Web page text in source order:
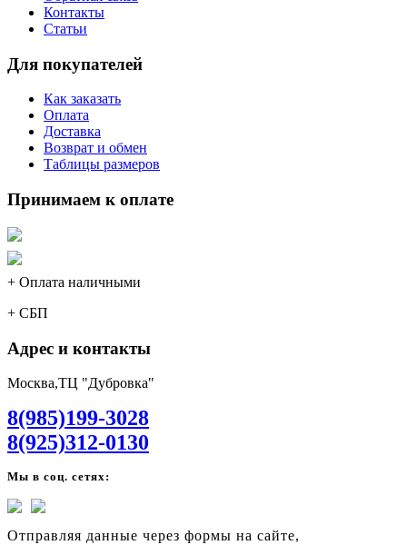
Контакты
Статьи
Для покупателей
Как заказать
Оплата
Доставка
Возврат и обмен
Таблицы размеров
Принимаем к оплате
+ Оплата наличными
+ СБП
Адрес и контакты
Москва,ТЦ "Дубровка"
8(985)199-3028
8(925)312-0130
Мы в соц. сетях:
Отправляя данные через формы на сайте,